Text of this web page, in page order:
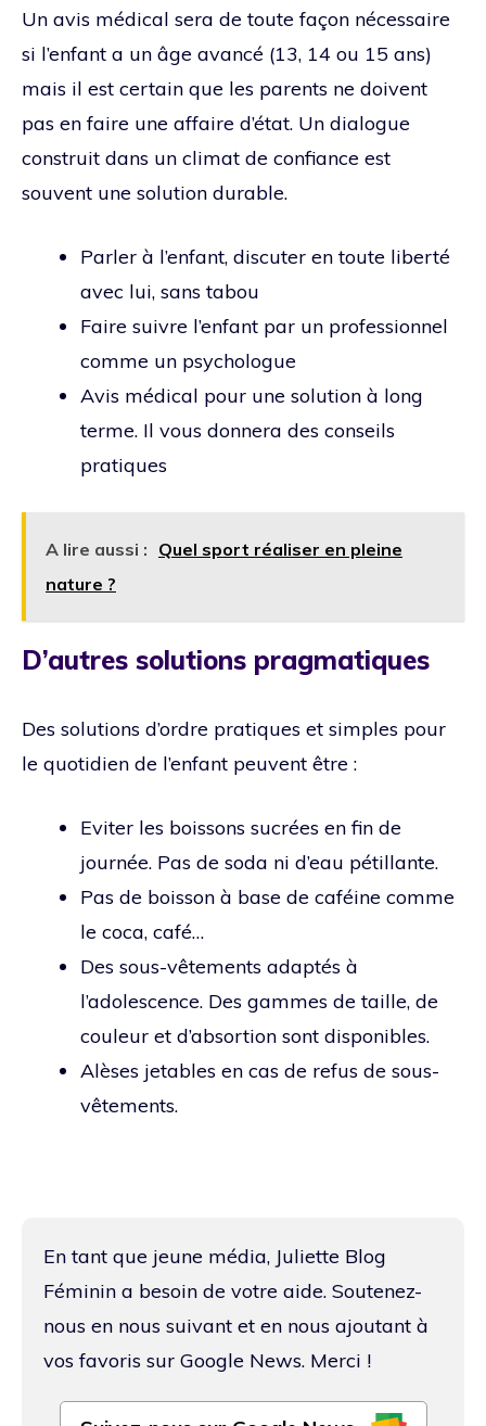
Un avis médical sera de toute façon nécessaire
si l’enfant a un âge avancé (13, 14 ou 15 ans)
mais il est certain que les parents ne doivent
pas en faire une affaire d’état. Un dialogue
construit dans un climat de confiance est
souvent une solution durable.
Parler à l’enfant, discuter en toute liberté
avec lui, sans tabou
Faire suivre l’enfant par un professionnel
comme un psychologue
Avis médical pour une solution à long
terme. Il vous donnera des conseils
pratiques
A lire aussi : Quel sport réaliser en pleine
nature ?
D’autres solutions pragmatiques
Des solutions d’ordre pratiques et simples pour
le quotidien de l’enfant peuvent être :
Eviter les boissons sucrées en fin de
journée. Pas de soda ni d’eau pétillante.
Pas de boisson à base de caféine comme
le coca, café…
Des sous-vêtements adaptés à
l’adolescence. Des gammes de taille, de
couleur et d’absortion sont disponibles.
Alèses jetables en cas de refus de sous-
vêtements.
En tant que jeune média, Juliette Blog
Féminin a besoin de votre aide. Soutenez-
nous en nous suivant et en nous ajoutant à
vos favoris sur Google News. Merci !